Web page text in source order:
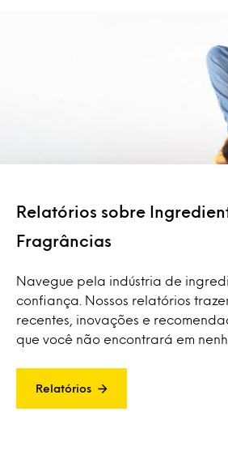
Relatórios sobre
Fragrâncias
Navegue pela indústria de
confiança. Nossos relatórios
recentes, inovações e
que você não encontrará em
Relatórios